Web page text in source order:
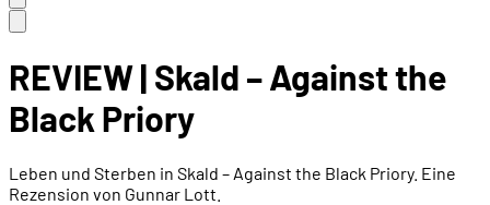
REVIEW | Skald – Against the
Black Priory
Leben und Sterben in Skald – Against the Black Priory. Eine
Rezension von Gunnar Lott.